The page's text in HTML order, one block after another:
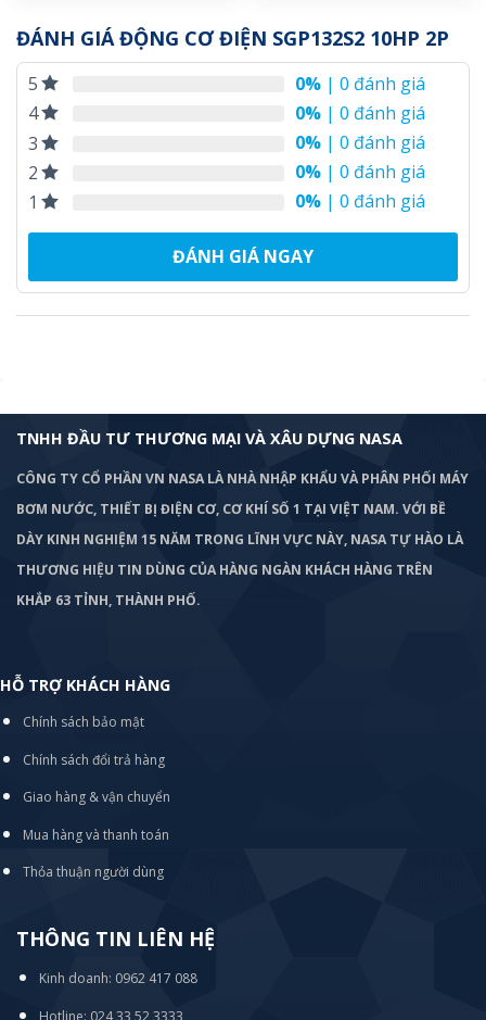
ĐÁNH GIÁ ĐỘNG CƠ ĐIỆN SGP132S2 10HP 2P
5 0% | 0 đánh giá
4
0% | 0 đánh giá
3
0% | 0 đánh giá
2
0% | 0 đánh giá
1
0% | 0 đánh giá
ĐÁNH GIÁ NGAY
TNHH ĐẦU TƯ THƯƠNG MẠI VÀ XÂU DỰNG NASA
CÔNG TY CỔ PHẦN VN NASA LÀ NHÀ NHẬP KHẨU VÀ PHÂN PHỐI MÁY
BƠM NƯỚC, THIẾT BỊ ĐIỆN CƠ, CƠ KHÍ SỐ 1 TẠI VIỆT NAM. VỚI BỀ
DÀY KINH NGHIỆM 15 NĂM TRONG LĨNH VỰC NÀY, NASA TỰ HÀO LÀ
THƯƠNG HIỆU TIN DÙNG CỦA HÀNG NGÀN KHÁCH HÀNG TRÊN
KHẮP 63 TỈNH, THÀNH PHỐ.
HỖ TRỢ KHÁCH HÀNG
Chính sách bảo mật
Chính sách đổi trả hàng
Giao hàng & vận chuyển
Mua hàng và thanh toán
Thỏa thuận người dùng
THÔNG TIN LIÊN HỆ
Kinh doanh: 0962 417 088
Hotline: 024 33 52 3333